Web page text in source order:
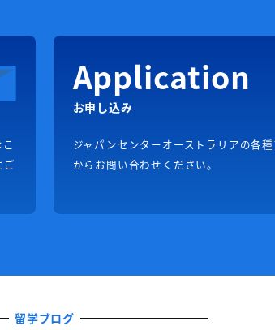
ご
Application
お申し込み
ジャパンセンターオーストラリアの各
からお問い合わせください。
留学ブログ